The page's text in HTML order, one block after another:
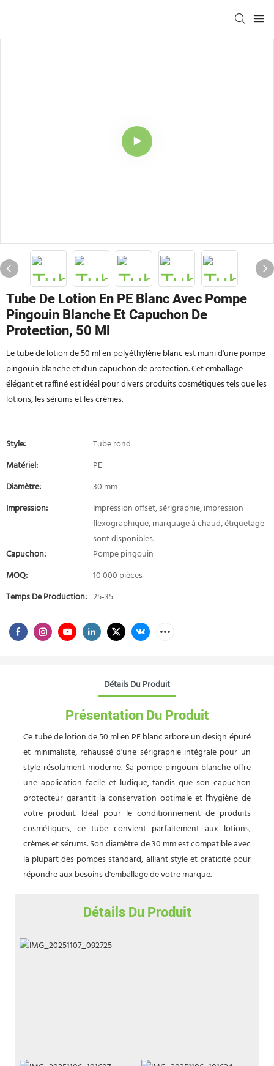
Tube De Lotion En PE Blanc Avec Pompe
Pingouin Blanche Et Capuchon De
Protection, 50 Ml
Le tube de lotion de 50 ml en polyéthylène blanc est muni d'une pompe
pingouin blanche et d'un capuchon de protection. Cet emballage
élégant et raffiné est idéal pour divers produits cosmétiques tels que les
lotions, les sérums et les crèmes.
Style:
Tube rond
Matériel:
PE
Diamètre:
30 mm
Impression:
Impression offset, sérigraphie, impression
flexographique, marquage à chaud, étiquetage
sont disponibles.
Capuchon:
Pompe pingouin
MOQ:
10 000 pièces
Temps De Production: 25-35
Détails Du Produit
Présentation Du Produit
Ce tube de lotion de 50 ml en PE blanc arbore un design épuré
et minimaliste, rehaussé d'une sérigraphie intégrale pour un
style résolument moderne. Sa pompe pingouin blanche offre
une application facile et ludique, tandis que son capuchon
protecteur garantit la conservation optimale et l'hygiène de
votre produit. Idéal pour le conditionnement de produits
cosmétiques, ce tube convient parfaitement aux lotions,
crèmes et sérums. Son diamètre de 30 mm est compatible avec
la plupart des pompes standard, alliant style et praticité pour
répondre aux besoins d'emballage de votre marque.
Détails Du Produit